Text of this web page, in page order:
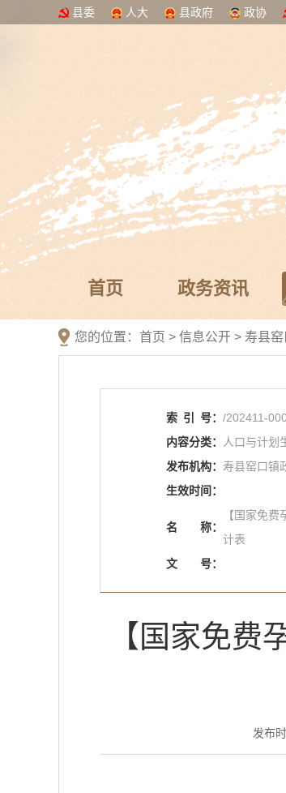
县委 人大 县政府 政协
首页 政务资讯
您的位置： 首页 > 信息公开 > 寿县
索 引 号： /202411-
内容分类：
人口与计划
发布机构： 寿县窑口镇
生效时间：
名 称：
【国家免
计表
文 号：
【国家免
发布